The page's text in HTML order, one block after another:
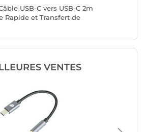
USB-C vers USB-C 2m
Rapide et Transfert de
VENTES